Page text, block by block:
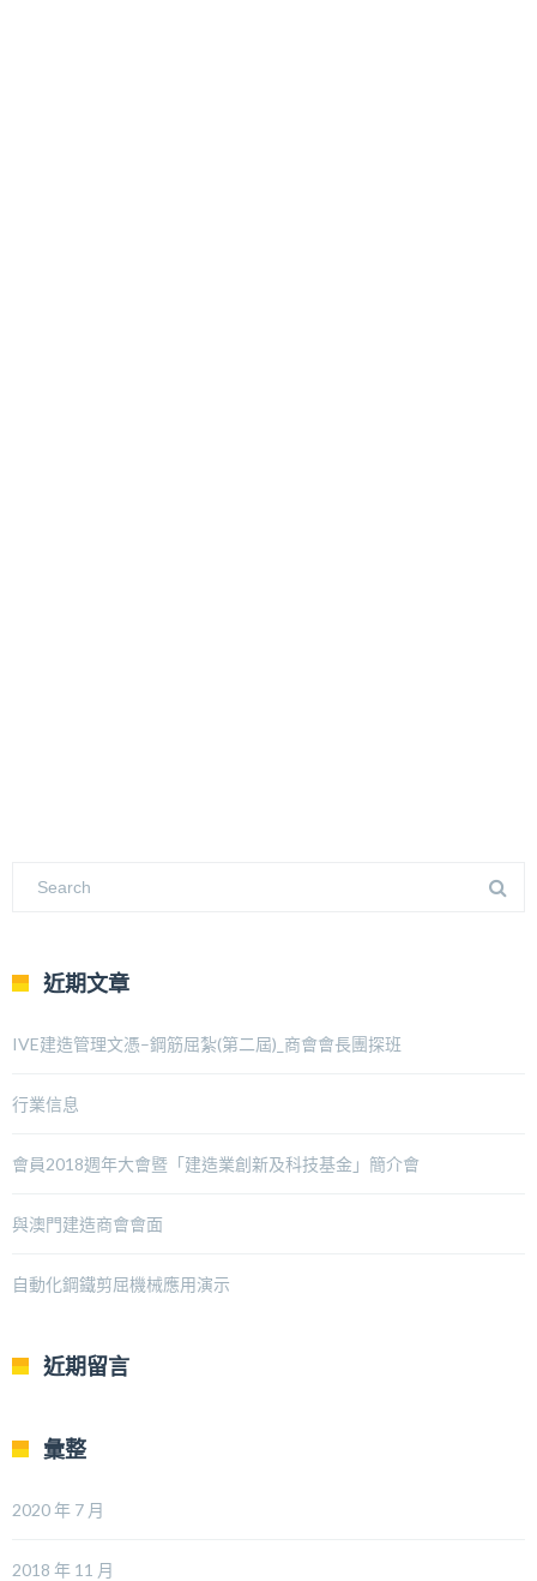
近期文章
IVE建造管理文憑–鋼筋屈紮(第二屆)_商會會長團探班
行業信息
會員2018週年大會暨「建造業創新及科技基金」簡介會
與澳門建造商會會面
自動化鋼鐵剪屈機械應用演示
近期留言
彙整
2020 年 7 月
2018 年 11 月